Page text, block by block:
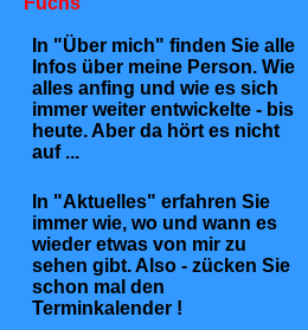
In "Über mich" finden Sie alle
Infos über meine Person. Wie
alles anfing und wie es sich
immer weiter entwickelte - bis
heute. Aber da hört es nicht
auf ...
In "Aktuelles" erfahren Sie
immer wie, wo und wann es
wieder etwas von mir zu
sehen gibt. Also - zücken Sie
schon mal den
Terminkalender !